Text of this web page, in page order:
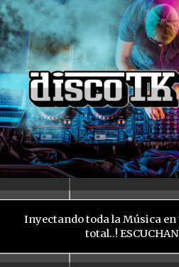
Skip to main content
Inyectando toda la Música en
total..!